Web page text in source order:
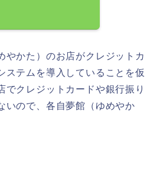
やかた）のお店がクレジットカ
ステムを導入していることを仮
クレジットカードや銀行振り
いので、各自夢館（ゆめやか